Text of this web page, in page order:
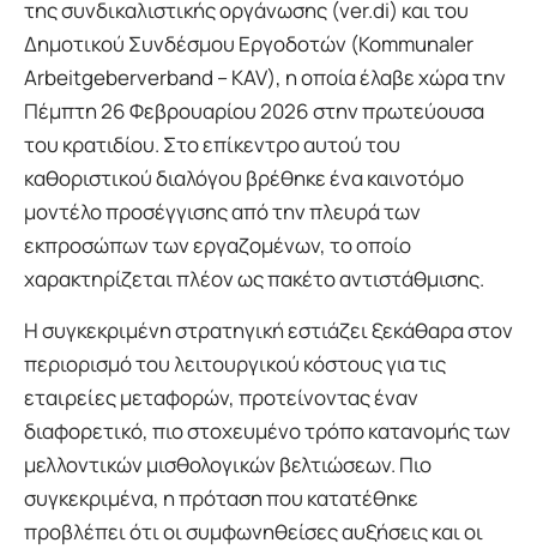
της συνδικαλιστικής οργάνωσης (ver.di) και του
Δημοτικού Συνδέσμου Εργοδοτών (Kommunaler
Arbeitgeberverband – KAV), η οποία έλαβε χώρα την
Πέμπτη 26 Φεβρουαρίου 2026 στην πρωτεύουσα
του κρατιδίου. Στο επίκεντρο αυτού του
καθοριστικού διαλόγου βρέθηκε ένα καινοτόμο
μοντέλο προσέγγισης από την πλευρά των
εκπροσώπων των εργαζομένων, το οποίο
χαρακτηρίζεται πλέον ως πακέτο αντιστάθμισης.
Η συγκεκριμένη στρατηγική εστιάζει ξεκάθαρα στον
περιορισμό του λειτουργικού κόστους για τις
εταιρείες μεταφορών, προτείνοντας έναν
διαφορετικό, πιο στοχευμένο τρόπο κατανομής των
μελλοντικών μισθολογικών βελτιώσεων. Πιο
συγκεκριμένα, η πρόταση που κατατέθηκε
προβλέπει ότι οι συμφωνηθείσες αυξήσεις και οι